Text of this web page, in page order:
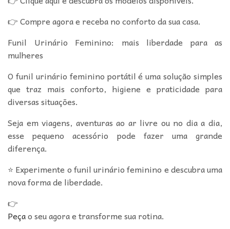
👉 Compre agora e receba no conforto da sua casa.
Funil Urinário Feminino: mais liberdade para as
mulheres
O funil urinário feminino portátil é uma solução simples
que traz mais conforto, higiene e praticidade para
diversas situações.
Seja em viagens, aventuras ao ar livre ou no dia a dia,
esse pequeno acessório pode fazer uma grande
diferença.
⭐ Experimente o funil urinário feminino e descubra uma
nova forma de liberdade.
👉
Peçao seu agora e transforme sua rotina.